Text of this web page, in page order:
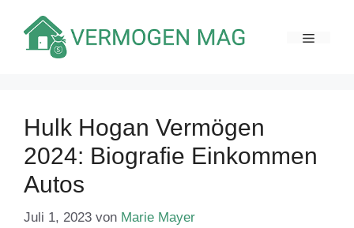
Inhalt
springen
Hulk Hogan Vermögen
2024: Biografie Einkommen
Autos
Juli 1, 2023 von Marie Mayer